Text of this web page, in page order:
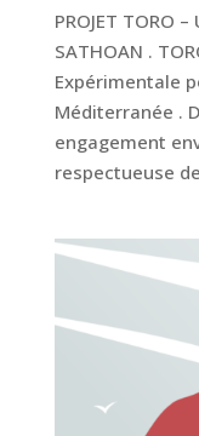
PROJET TORO
SATHOAN .
Expérimentale
Méditerranée .
engagement
respectueuse